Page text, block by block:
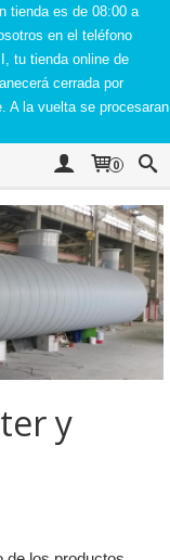
tienda es de 08:00 a
en el teléfono
tu tienda online de
cerrada por
A la vuelta se procesaran
0
y